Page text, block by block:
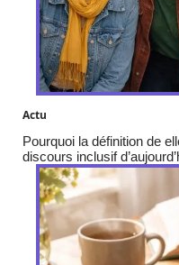
Actu
Pourquoi la définition de
discours inclusif